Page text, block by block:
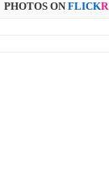
PHOTOS ON FLICKR